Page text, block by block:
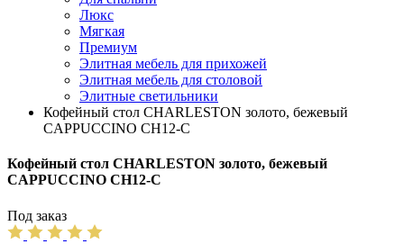
Люкс
Мягкая
Премиум
Элитная мебель для прихожей
Элитная мебель для столовой
Элитные светильники
Кофейный стол CHARLESTON золото, бежевый
CAPPUCCINO CH12-С
Кофейный стол CHARLESTON золото, бежевый
CAPPUCCINO CH12-С
Под заказ